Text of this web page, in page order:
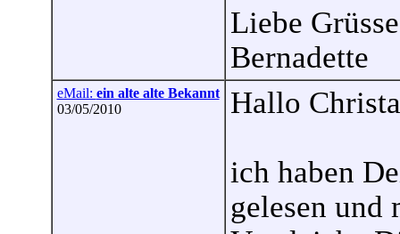
Liebe Grüsse
Bernadette
eMail: ein alte alte Bekannt
03/05/2010
Hallo
ich haben
gelesen und